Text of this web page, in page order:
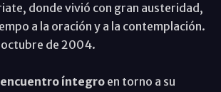
donde vivió con gran austeridad,
a la oración y a la contemplación.
octubre de 2004.
encuentro íntegroen torno a su